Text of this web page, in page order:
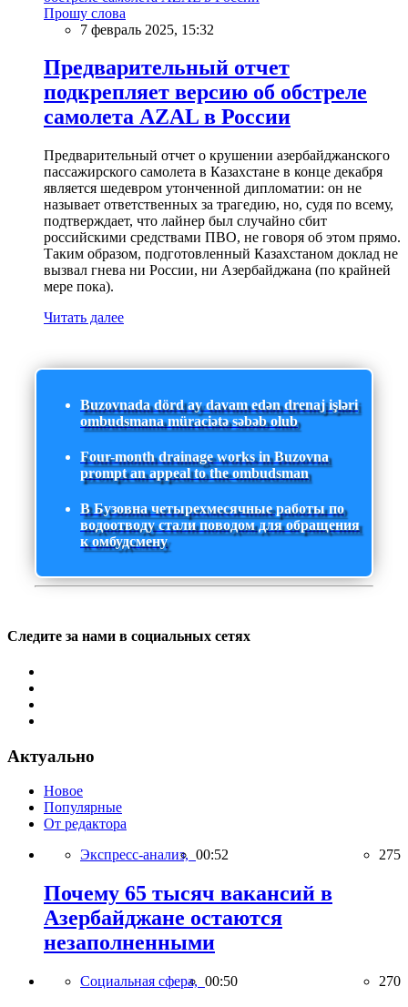
Прошу слова
7 февраль 2025, 15:32
Предварительный отчет
подкрепляет версию об обстреле
самолета AZAL в России
Предварительный отчет о крушении азербайджанского
пассажирского самолета в Казахстане в конце декабря
является шедевром утонченной дипломатии: он не
называет ответственных за трагедию, но, судя по всему,
подтверждает, что лайнер был случайно сбит
российскими средствами ПВО, не говоря об этом прямо.
Таким образом, подготовленный Казахстаном доклад не
вызвал гнева ни России, ни Азербайджана (по крайней
мере пока).
Читать далее
Buzovnada dörd ay davam edən drenaj işləri
ombudsmana müraciətə səbəb olub
Four-month drainage works in Buzovna
prompt an appeal to the ombudsman
В Бузовна четырехмесячные работы по
водоотводу стали поводом для обращения
к омбудсмену
Следите за нами в социальных сетях
Актуально
Новое
Популярные
От редактора
Экспресс-анализ, 00:52 275
Почему 65 тысяч вакансий в
Азербайджане остаются
незаполненными
Социальная сфера, 00:50 270